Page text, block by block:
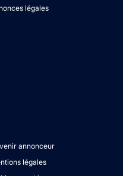
légales
annonceur
légales